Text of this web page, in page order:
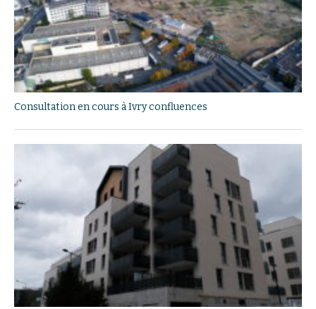
Consultation en cours à Ivry confluences